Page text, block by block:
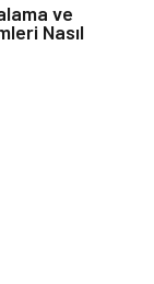
ve
Nasıl